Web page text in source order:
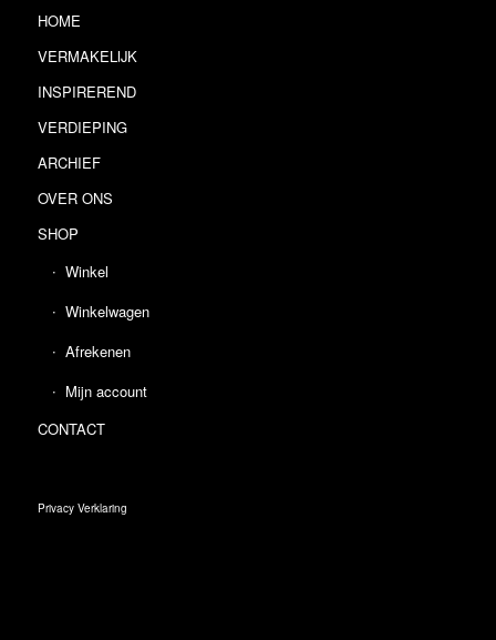
HOME
VERMAKELIJK
INSPIREREND
VERDIEPING
ARCHIEF
OVER ONS
SHOP
Winkel
Winkelwagen
Afrekenen
Mijn account
CONTACT
Privacy Verklaring